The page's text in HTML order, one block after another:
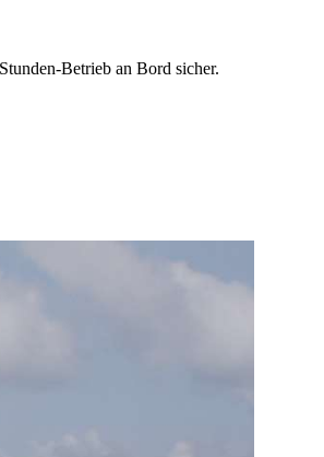
Betrieb an Bord sicher.